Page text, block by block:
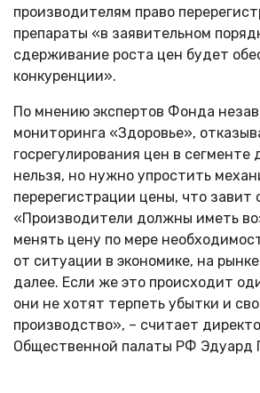
производителям право
препараты «в заявительном
сдерживание роста цен будет
конкуренции».
По мнению экспертов Фонда
мониторинга «Здоровье»,
госрегулирования цен в сегменте
нельзя, но нужно упростить
перерегистрации цены, что завит
«Производители должны иметь
менять цену по мере
от ситуации в экономике, на
далее. Если же это происходит
они не хотят терпеть убытки и
производство», – считает
Общественной палаты РФ Эдуард